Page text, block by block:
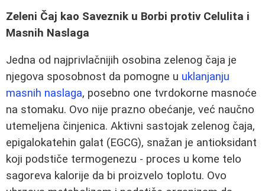
Zeleni Čaj kao Saveznik u Borbi protiv Celulita i
Masnih Naslaga
Jedna od najprivlačnijih osobina zelenog čaja je
njegova sposobnost da pomogne u uklanjanju
masnih naslaga, posebno one tvrdokorne masnoće
na stomaku. Ovo nije prazno obećanje, već naučno
utemeljena činjenica. Aktivni sastojak zelenog čaja,
epigalokatehin galat (EGCG), snažan je antioksidant
koji podstiče termogenezu - proces u kome telo
sagoreva kalorije da bi proizvelo toplotu. Ovo